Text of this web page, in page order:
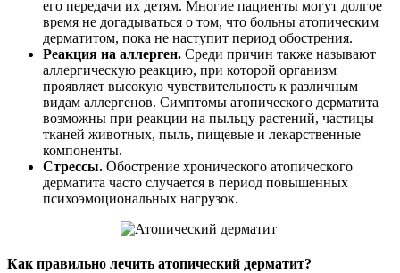
его передачи их детям. Многие пациенты могут долгое
время не догадываться о том, что больны атопическим
дерматитом, пока не наступит период обострения.
Реакция на аллерген. Среди причин также называют
аллергическую реакцию, при которой организм
проявляет высокую чувствительность к различным
видам аллергенов. Симптомы атопического дерматита
возможны при реакции на пыльцу растений, частицы
тканей животных, пыль, пищевые и лекарственные
компоненты.
Стрессы. Обострение хронического атопического
дерматита часто случается в период повышенных
психоэмоциональных нагрузок.
Как правильно лечить атопический дерматит?